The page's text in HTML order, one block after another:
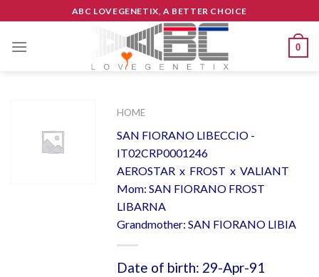
to
content
ABC LOVEGENETIX, A BETTER CHOICE
0
HOME
SAN FIORANO LIBECCIO -
IT02CRP0001246
AEROSTAR x FROST x VALIANT
Mom: SAN FIORANO FROST
LIBARNA
Grandmother: SAN FIORANO LIBIA
Date of birth: 29-Apr-91